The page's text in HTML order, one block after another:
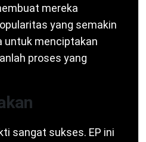
mereka
yang semakin
untuk menciptakan
proses yang
sangat sukses. EP ini